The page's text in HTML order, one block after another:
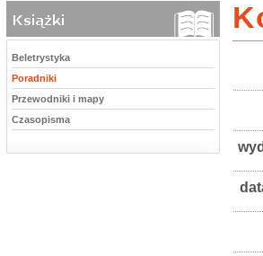
Beletrystyka
Poradniki
Przewodniki i mapy
Czasopisma